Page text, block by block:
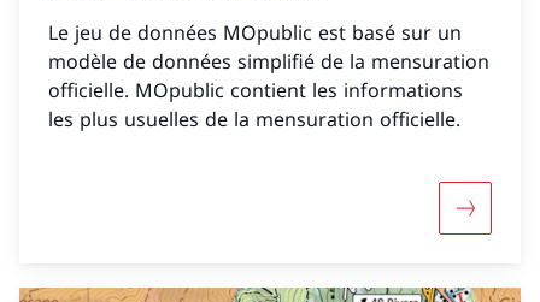
Le jeu de données MOpublic est basé sur un
modèle de données simplifié de la mensuration
officielle. MOpublic contient les informations
les plus usuelles de la mensuration officielle.